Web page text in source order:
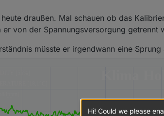
noch dringend interessieren würde, bleibt die
Strom nehme?
der Sensor ja den Wert irgendwie
draußen. Mal schauen ob das
er von der Spannungsversorgung getrennt
müsste er irgendwann eine
Hi! Could we please